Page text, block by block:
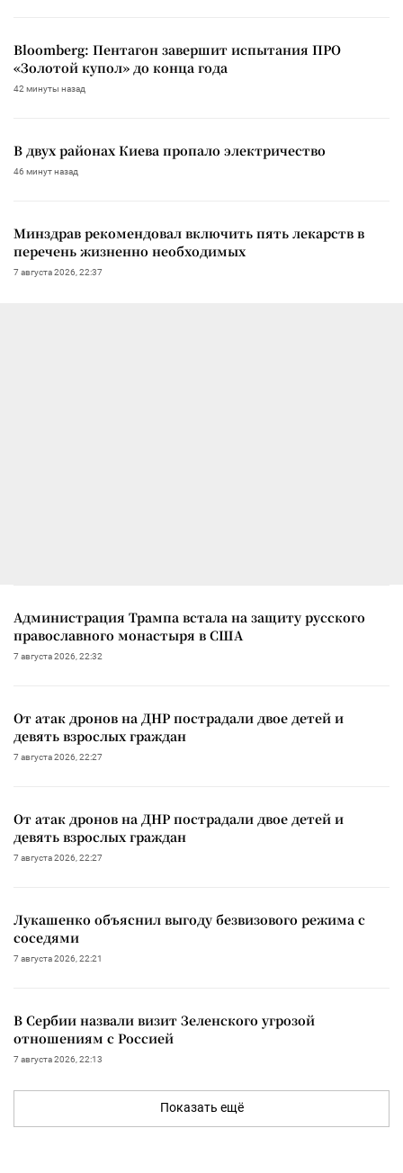
Bloomberg: Пентагон завершит испытания ПРО
«Золотой купол» до конца года
42 минуты назад
В двух районах Киева пропало электричество
46 минут назад
Минздрав рекомендовал включить пять лекарств в
перечень жизненно необходимых
7 августа 2026, 22:37
Администрация Трампа встала на защиту русского
православного монастыря в США
7 августа 2026, 22:32
От атак дронов на ДНР пострадали двое детей и
девять взрослых граждан
7 августа 2026, 22:27
От атак дронов на ДНР пострадали двое детей и
девять взрослых граждан
7 августа 2026, 22:27
Лукашенко объяснил выгоду безвизового режима с
соседями
7 августа 2026, 22:21
В Сербии назвали визит Зеленского угрозой
отношениям с Россией
7 августа 2026, 22:13
Показать ещё